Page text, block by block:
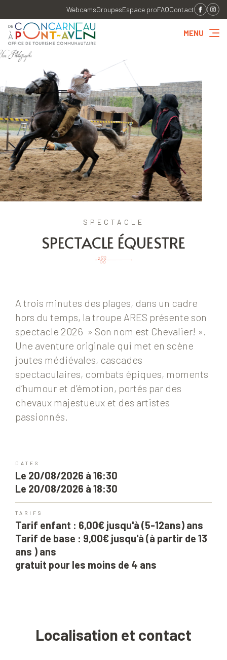
WebcamsGroupesEspace proFAQContact
MENU
SPECTACLE
SPECTACLE ÉQUESTRE
A trois minutes des plages, dans un cadre
hors du temps, la troupe ARES présente son
spectacle 2026 » Son nom est Chevalier! ».
Une aventure originale qui met en scène
joutes médiévales, cascades
spectaculaires, combats épiques, moments
d’humour et d’émotion, portés par des
chevaux majestueux et des artistes
passionnés.
DATES
Le 20/08/2026 à 16:30
Le 20/08/2026 à 18:30
TARIFS
Tarif enfant : 6,00€ jusqu'à (5-12ans) ans
Tarif de base : 9,00€ jusqu'à (à partir de 13
ans ) ans
gratuit pour les moins de 4 ans
Localisation et contact